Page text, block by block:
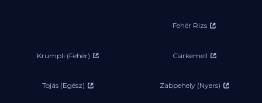
Fehér Rizs
Krumpli (Fehér) Csirkemell
Tojás (Egész) Zabpehely (Nyers)